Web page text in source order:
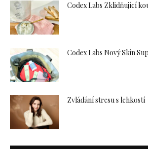
Codex Labs Zklidňující
Codex Labs Nový Skin
Zvládání stresu s lehkostí